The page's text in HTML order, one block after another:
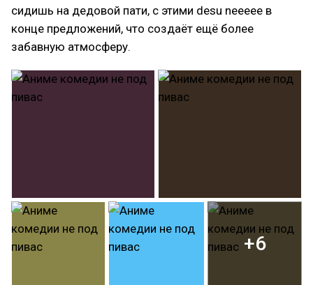
сидишь на дедовой пати, с этими desu neeeee в
конце предложений, что создаёт ещё более
забавную атмосферу.
+6